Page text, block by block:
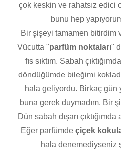
çok keskin ve rahatsız edici
bunu hep
Bir şişeyi tamamen bitirdim
Vücutta "parfüm noktaları"
fıs sıktım. Sabah
döndüğümde bileğimi
hala geliyordu. Birkaç gün
buna gerek duymadım. Bir
Dün sabah dışarı
Eğer parfümde çiçek
hala denemediyseniz